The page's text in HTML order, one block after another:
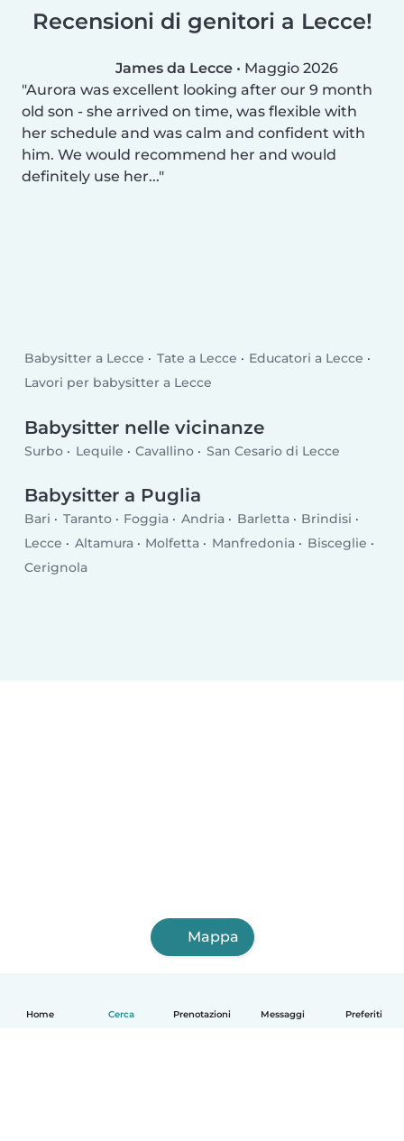
Home Cerca Prenotazioni Messaggi Preferiti
Recensioni di genitori a Lecce!
James da Lecce • Maggio 2026
Aurora was excellent looking after our 9 month
old son - she arrived on time, was flexible with
her schedule and was calm and confident with
him. We would recommend her and would
definitely use her...
Babysitter a Lecce Tate a Lecce
Educatori a Lecce
Lavori per babysitter a Lecce
Babysitter nelle vicinanze
Surbo Lequile Cavallino San Cesario di Lecce
Babysitter a Puglia
Bari Taranto Foggia Andria Barletta
Brindisi
Lecce
Altamura Molfetta Manfredonia
Bisceglie
Cerignola
Mappa